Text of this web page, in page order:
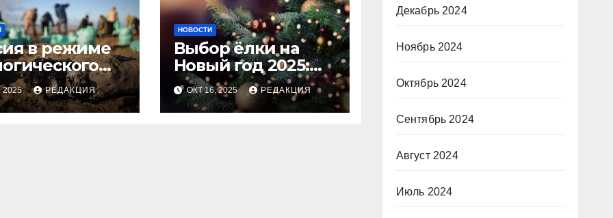
в режиме
2025 РЕДАКЦИЯ
НОВОСТИ
Выбор ёлки на
Новый год 2025:
тренды и советы
для идеального
праздника
ОКТ 16, 2025 РЕДАКЦИЯ
Декабрь 2024
Ноябрь 2024
Октябрь 2024
Сентябрь 2024
Август 2024
Июль 2024